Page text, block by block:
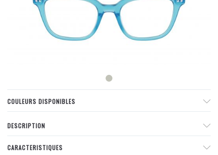
COULEURS DISPONIBLES
DESCRIPTION
CARACTERISTIQUES